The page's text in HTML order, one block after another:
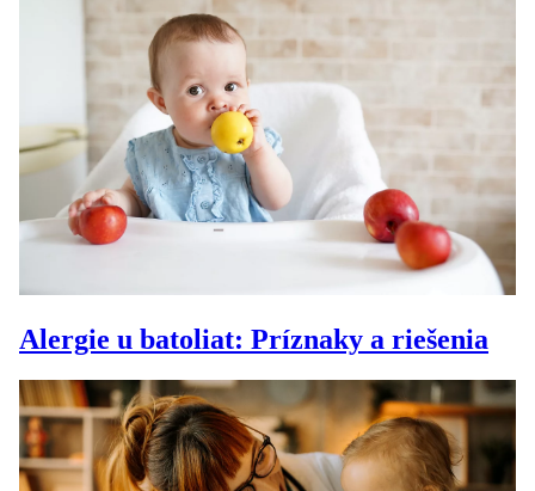
Alergie u batoliat: Príznaky a riešenia